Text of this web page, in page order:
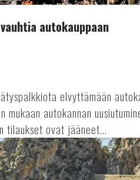
autokauppaan
elvyttämään
autokannan
tilaukset ovat jääneet...